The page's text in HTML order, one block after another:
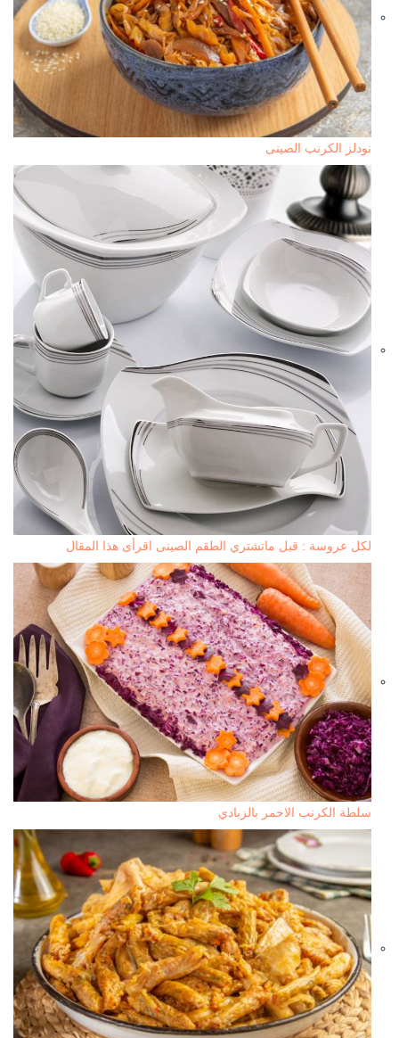
نودلز الكرنب الصينى
لكل عروسة : قبل ماتشتري الطقم الصينى اقرأى هذا المقال
سلطة الكرنب الاحمر بالزبادي